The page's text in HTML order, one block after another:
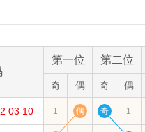
第一位 第二位
奇 偶 奇 偶
03 10 1 偶 奇 1